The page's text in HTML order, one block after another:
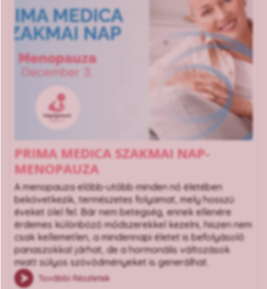
PRIMA MEDICA SZAKMAI NAP-
MENOPAUZA
A menopauza előbb-utóbb minden nő életében
bekövetkezik, természetes folyamat, mely hosszú
éveket ölel fel. Bár nem betegség, ennek ellenére
érdemes különböző módszerekkel kezelni, hiszen nem
csak kellemetlen, a mindennapi életet is befolyásoló
panaszokkal járhat, de a hormonális változások
miatt súlyos szövődményeket is generálhat.
További Részletek